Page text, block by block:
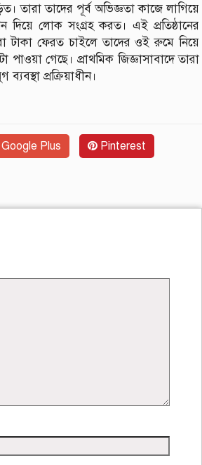
তারা তাদের পূর্ব অভিজ্ঞতা কাজে লাগিয়ে
দিয়ে লোক সংগ্রহ করত। এই প্রতিষ্ঠানের
টাকা ফেরত চাইলে তাদের ওই রুমে নিয়ে
পাওয়া গেছে। প্রাথমিক জিজ্ঞাসাবাদে তারা
প্রক্রিয়াধীন।
Google Plus Pinterest